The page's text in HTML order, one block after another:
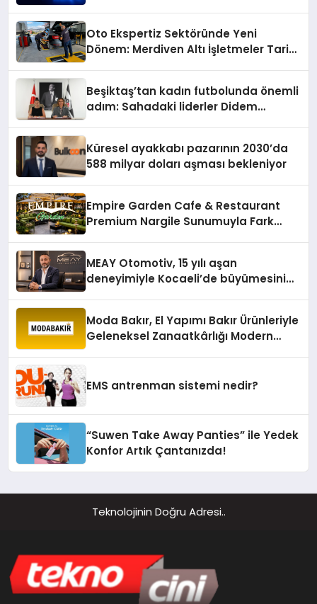
Oto Ekspertiz Sektöründe Yeni
Dönem: Merdiven Altı İşletmeler Tarih
Beşiktaş’tan kadın futbolunda önemli
adım: Sahadaki liderler Didem
Küresel ayakkabı pazarının 2030’da
588 milyar doları aşması bekleniyor
Empire Garden Cafe & Restaurant
Premium Nargile Sunumuyla Fark
MEAY Otomotiv, 15 yılı aşan
deneyimiyle Kocaeli’de büyümesini
Moda Bakır, El Yapımı Bakır Ürünleriyle
Geleneksel Zanaatkârlığı Modern
EMS antrenman sistemi nedir?
“Suwen Take Away Panties” ile Yedek
Konfor Artık Çantanızda!
Teknolojinin Doğru Adresi..